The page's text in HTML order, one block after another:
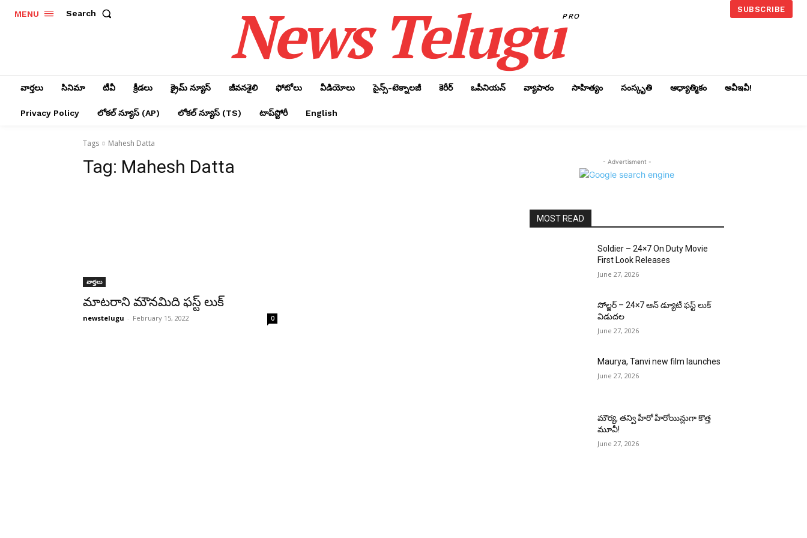
MENU Search News TeluguPRO
SUBSCRIBE
వార్తలు సినిమా టీవీ క్రీడలు క్రైమ్ న్యూస్‌ జీవనశైలి ఫోటోలు వీడియోలు సైన్స్‌-టెక్నాలజీ కెరీర్‌ ఒపీనియన్‌ వ్యాపారం సాహిత్యం సంస్కృతి ఆధ్యాత్మికం అవీఇవీ!
Privacy Policy లోక‌ల్ న్యూస్‌ (AP) లోక‌ల్ న్యూస్‌ (TS) టాప్‌స్టోరీ English
Tags Mahesh Datta
Tag: Mahesh Datta
వార్తలు
మాటరాని మౌనమిది ఫస్ట్ లుక్
newstelugu - February 15, 2022 0
- Advertisment -
MOST READ
Soldier – 24×7 On Duty Movie
First Look Releases
June 27, 2026
సోల్జర్ – 24×7 ఆన్ డ్యూటీ ఫస్ట్ లుక్
విడుదల
June 27, 2026
Maurya, Tanvi new film launches
June 27, 2026
మౌర్య‌, త‌న్వి హీరో హీరోయిన్లుగా కొత్త
మూవీ!
June 27, 2026